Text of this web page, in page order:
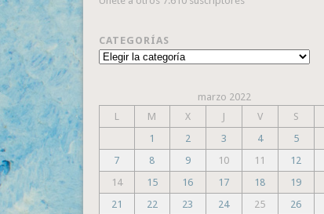
CATEGORÍAS
Categorías
marzo 2022
L
M X J V S
1
2 3 4 5
7
8 9 10 11 12
14
15 16 17 18 19
21
22 23 24 25 26